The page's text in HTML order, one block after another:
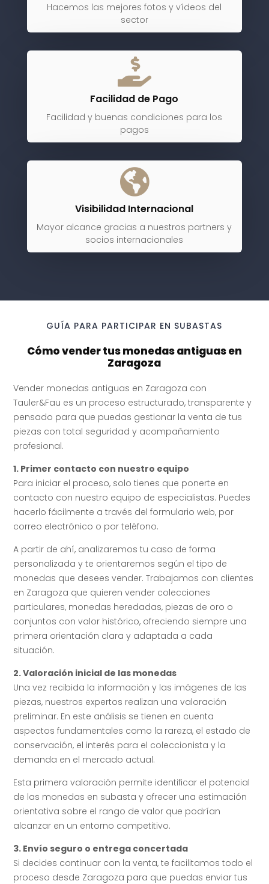
Hacemos las mejores fotos y vídeos del
sector

Facilidad de Pago
Facilidad y buenas condiciones para los
pagos

Visibilidad Internacional
Mayor alcance gracias a nuestros partners y
socios internacionales
GUÍA PARA PARTICIPAR EN SUBASTAS
Cómo vender tus monedas antiguas en
Zaragoza
Vender monedas antiguas en Zaragoza con
Tauler&Fau es un proceso estructurado, transparente y
pensado para que puedas gestionar la venta de tus
piezas con total seguridad y acompañamiento
profesional.
1. Primer contacto con nuestro equipo
Para iniciar el proceso, solo tienes que ponerte en
contacto con nuestro equipo de especialistas. Puedes
hacerlo fácilmente a través del formulario web, por
correo electrónico o por teléfono.
A partir de ahí, analizaremos tu caso de forma
personalizada y te orientaremos según el tipo de
monedas que desees vender. Trabajamos con clientes
en Zaragoza que quieren vender colecciones
particulares, monedas heredadas, piezas de oro o
conjuntos con valor histórico, ofreciendo siempre una
primera orientación clara y adaptada a cada
situación.
2. Valoración inicial de las monedas
Una vez recibida la información y las imágenes de las
piezas, nuestros expertos realizan una valoración
preliminar. En este análisis se tienen en cuenta
aspectos fundamentales como la rareza, el estado de
conservación, el interés para el coleccionista y la
demanda en el mercado actual.
Esta primera valoración permite identificar el potencial
de las monedas en subasta y ofrecer una estimación
orientativa sobre el rango de valor que podrían
alcanzar en un entorno competitivo.
3. Envío seguro o entrega concertada
Si decides continuar con la venta, te facilitamos todo el
proceso desde Zaragoza para que puedas enviar tus